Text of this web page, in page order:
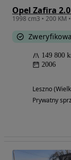
Opel Zafira
1998 cm3 • 200 KM
149 800
2006
Leszno
Prywatny